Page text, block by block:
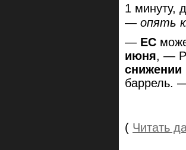
1 минуту,
— опять
— ЕС
июня, —
снижении
баррель.
( Читать